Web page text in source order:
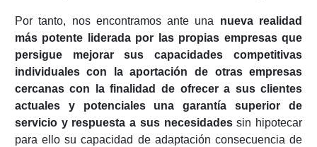
Por tanto, nos encontramos ante una nueva realidad
más potente liderada por las propias empresas que
persigue mejorar sus capacidades competitivas
individuales con la aportación de otras empresas
cercanas con la finalidad de ofrecer a sus clientes
actuales y potenciales una garantía superior de
servicio y respuesta a sus necesidadessin hipotecar
para ello su capacidad de adaptación consecuencia de